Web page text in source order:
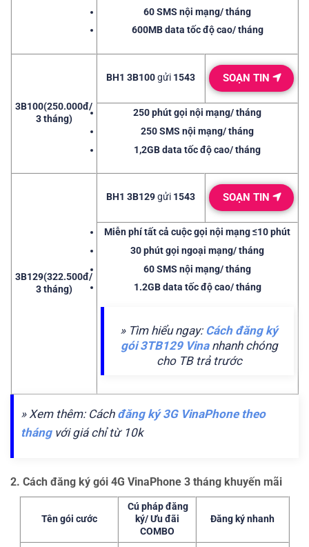
60 SMS nội mạng/ tháng
600MBdata tốc độ cao/ tháng
3B100(250.000đ/
3 tháng)
BH1 3B100gửi 1543 SOẠN TIN
250 phútgọi nội mạng/ tháng
250 SMS nội mạng/ tháng
1,2GBdata tốc độ cao/ tháng
3B129(322.500đ/
3 tháng)
BH1 3B129gửi 1543 SOẠN TIN
Miễn phítất cả cuộc gọi nội mạng≤10 phút
30 phútgọi ngoại mạng/ tháng
60 SMS nội mạng/ tháng
1.2GBdata tốc độ cao/ tháng
» Tìm hiểu ngay: Cách đăng ký
gói 3TB129 Vinanhanh chóng
cho TB trả trước
» Xem thêm: Cách đăng ký 3G VinaPhone theo
thángvới giá chỉ từ 10k
2. Cách đăng ký gói 4G VinaPhone 3 tháng khuyến mãi
Tên gói cước
Cú pháp đăng
ký/ Ưu đãi
COMBO
Đăng ký nhanh